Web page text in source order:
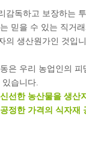
감독하고 보장하는
믿을 수 있는 직거
의 생산원가인 것입
은 우리 농업인의
습니다.
신선한 농산물을 생산
정한 가격의 식자재